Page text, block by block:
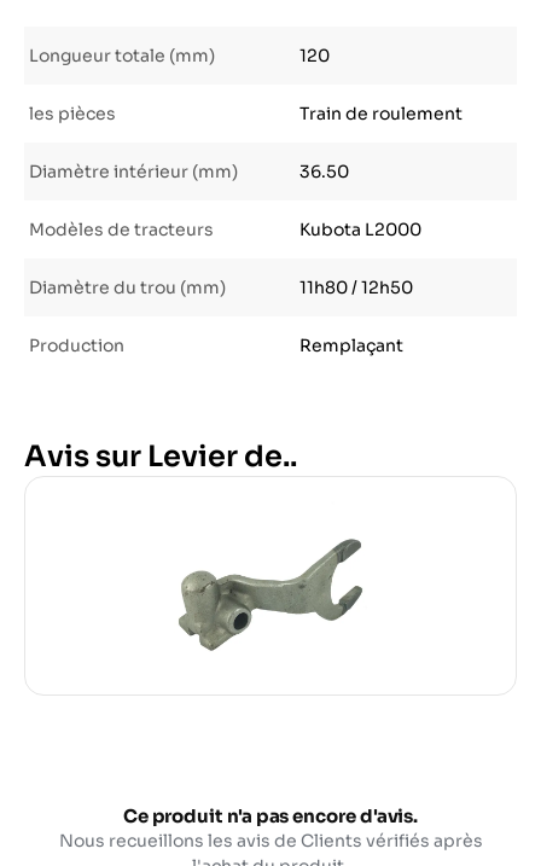
Longueur totale (mm) 120
les pièces Train de roulement
Diamètre intérieur (mm) 36.50
Modèles de tracteurs Kubota L2000
Diamètre du trou (mm) 11h80 / 12h50
Production Remplaçant
Avis sur Levier de..
Ce produit n'a pas encore d'avis.
Nous recueillons les avis de Clients vérifiés après